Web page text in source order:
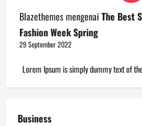
Blazethemesmengenai The Best
Fashion Week Spring
29 September 2022
Lorem Ipsum is simply dummy text of
Business